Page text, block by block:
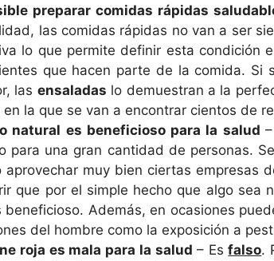
preparar comidas rápidas
las comidas rápidas no van a ser
lo que permite definir esta condición
que hacen parte de la comida. Si
las ensaladas lo demuestran a la
en la que se van a encontrar cientos de
natural es beneficioso para la salud
para una gran cantidad de personas.
aprovechar muy bien ciertas empresas
que por el simple hecho que algo sea
beneficioso. Además, en ocasiones
del hombre como la exposición a
roja es mala para la salud – Esfalso.